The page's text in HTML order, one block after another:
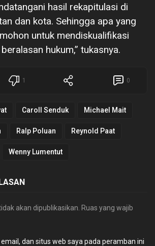
hasil rekapitulasi di
dan kota. Sehingga apa yang
untuk mendiskualifikasi
hukum,” tukasnya.
1 0
Caroll Senduk Michael Mait
Ralp Poluan Reynold Paat
Wenny Lumentut
akan dipublikasikan. Ruas yang wajib
dan situs web saya pada peramban ini